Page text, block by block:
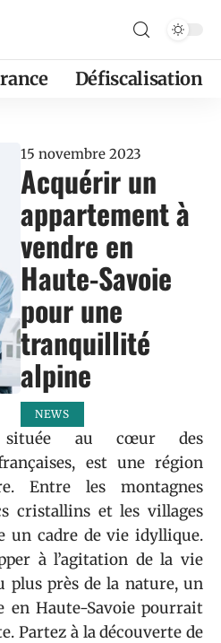
Défiscalisation
15 novembre 2023
Acquérir un
appartement à
vendre en
Haute-Savoie
pour une
tranquillité
alpine
NEWS
située au cœur des
est une région
Entre les montagnes
cristallins et les villages
un cadre de vie idyllique.
à l’agitation de la vie
plus près de la nature, un
en Haute-Savoie pourrait
Partez à la découverte de